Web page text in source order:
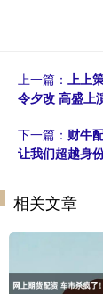
上一篇： 上上
令夕改 高盛上
下一篇： 财牛
让我们超越身
相关文章